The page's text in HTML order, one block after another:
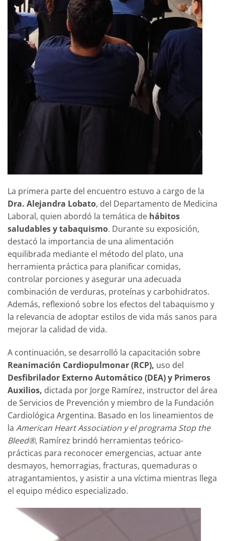
La primera parte del encuentro estuvo a cargo de la
Dra. Alejandra Lobato, del Departamento de Medicina
Laboral, quien abordó la temática de hábitos
saludables y tabaquismo. Durante su exposición,
destacó la importancia de una alimentación
equilibrada mediante el método del plato, una
herramienta práctica para planificar comidas,
controlar porciones y asegurar una adecuada
combinación de verduras, proteínas y carbohidratos.
Además, reflexionó sobre los efectos del tabaquismo y
la relevancia de adoptar estilos de vida más sanos para
mejorar la calidad de vida.
A continuación, se desarrolló la capacitación sobre
Reanimación Cardiopulmonar (RCP), uso del
Desfibrilador Externo Automático (DEA) y Primeros
Auxilios, dictada por Jorge Ramírez, instructor del área
de Servicios de Prevención y miembro de la Fundación
Cardiológica Argentina. Basado en los lineamientos de
la American Heart Association y el programa Stop the
Bleed®, Ramírez brindó herramientas teórico-
prácticas para reconocer emergencias, actuar ante
desmayos, hemorragias, fracturas, quemaduras o
atragantamientos, y asistir a una víctima mientras llega
el equipo médico especializado.